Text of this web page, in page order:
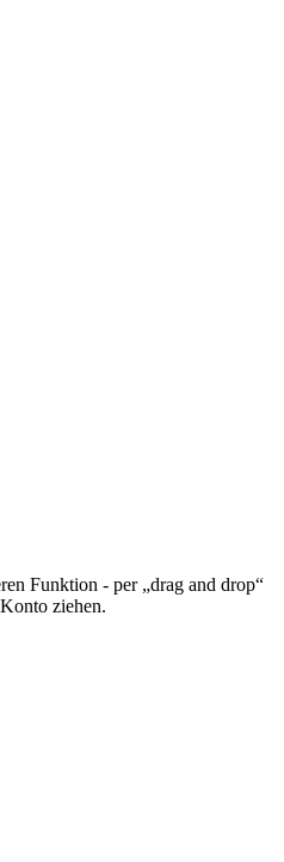
Funktion - per „drag and drop“
ziehen.